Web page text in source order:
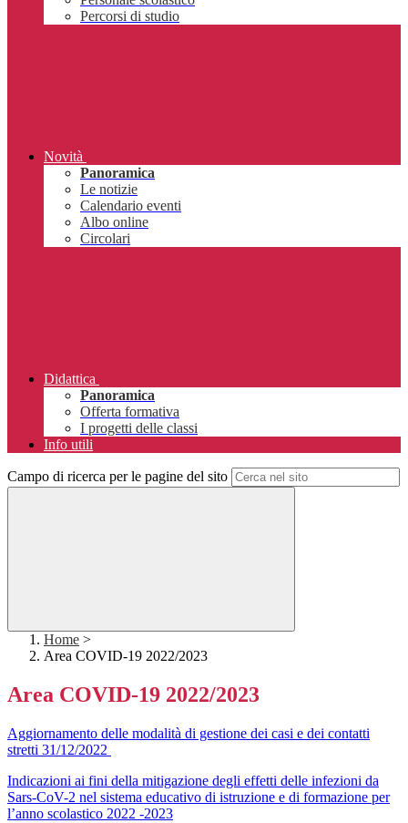
Percorsi di studio
Novità
Panoramica
Le notizie
Calendario eventi
Albo online
Circolari
Didattica
Panoramica
Offerta formativa
I progetti delle classi
Info utili
Campo di ricerca per le pagine del sito
Home >
Area COVID-19 2022/2023
Area COVID-19 2022/2023
Aggiornamento delle modalità di gestione dei casi e dei contatti
stretti 31/12/2022
Indicazioni ai fini della mitigazione degli effetti delle infezioni da
Sars-CoV-2 nel sistema educativo di istruzione e di formazione per
l’anno scolastico 2022 -2023